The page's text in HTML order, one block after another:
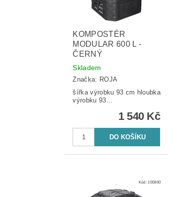
KOMPOSTÉR
MODULAR 600 L -
ČERNÝ
Skladem
Značka: ROJA
šířka výrobku 93 cm hloubka
výrobku 93...
1 540 Kč
Kód:100860